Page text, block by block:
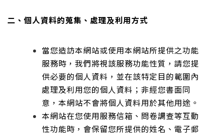
二、個人資料的蒐集、處理及利用方式
當您造訪本網站或使用本網站所提供之功能
服務時，我們將視該服務功能性質，請您提
供必要的個人資料，並在該特定目的範圍內
處理及利用您的個人資料；非經您書面同
意，本網站不會將個人資料用於其他用途。
本網站在您使用服務信箱、問卷調查等互動
性功能時，會保留您所提供的姓名、電子郵